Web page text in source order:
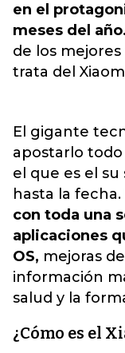
en el
meses del
de los
trata del
El gigante
apostarlo
el que es el
hasta la fecha.
con toda una
aplicaciones
OS, mejoras
información
salud y la
¿Cómo es el